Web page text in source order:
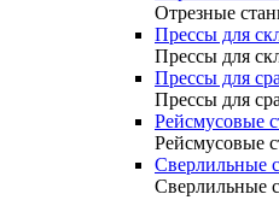
Отрезные
Прессы для
Прессы для
Прессы для
Прессы для
Рейсмусовые
Рейсмусовые
Сверлильные
Сверлильные